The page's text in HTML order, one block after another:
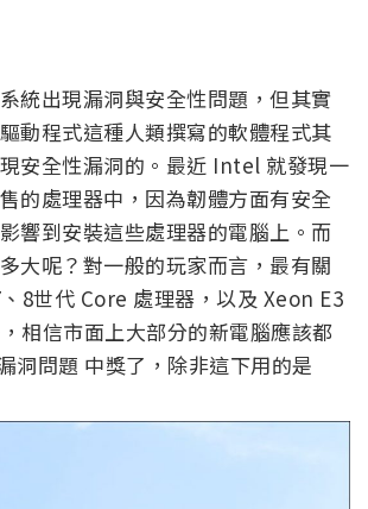
統出現漏洞與安全性問題，但其實
動程式這種人類撰寫的軟體程式其
安全性漏洞的。最近 Intel 就發現一
的處理器中，因為韌體方面有安全
響到安裝這些處理器的電腦上。而
大呢？對一般的玩家而言，最有關
8世代 Core 處理器，以及 Xeon E3
相信市面上大部分的新電腦應該都
洞問題 中獎了，除非這下用的是